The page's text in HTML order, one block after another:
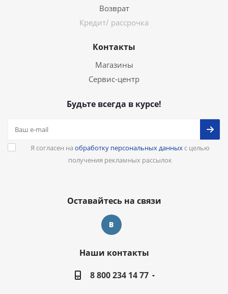
Возврат
Кредит/ рассрочка
Контакты
Магазины
Сервис-центр
Будьте всегда в курсе!
Я согласен на обработку персональных данныхс целью
получения рекламных рассылок
Оставайтесь на связи
Наши контакты
8 800 234 14 77